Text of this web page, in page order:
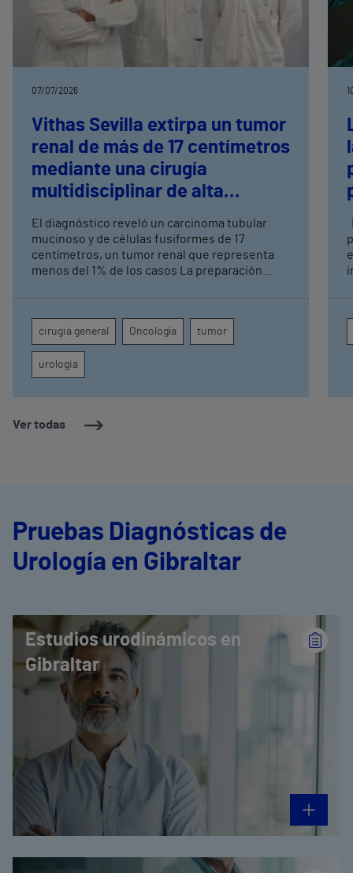
Ver todas
07/07/2026
Vithas Sevilla extirpa un tumor
renal de más de 17 centímetros
mediante una cirugía
multidisciplinar de alta
complejidad
El diagnóstico reveló un carcinoma tubular
mucinoso y de células fusiformes de 17
centímetros, un tumor renal que representa
menos del 1% de los casos La preparación
Banco de Sangre y Farmacia
cirugia general Oncología tumor
urologia
Pruebas Diagnósticas de
Urología en Gibraltar
Estudios urodinámicos en
Gibraltar